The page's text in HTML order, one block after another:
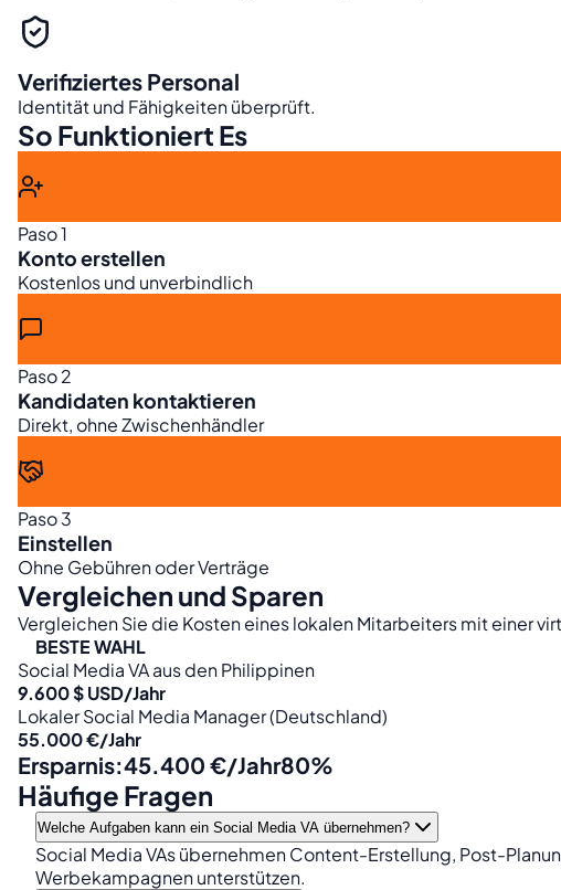
Verifiziertes Personal
Identität und Fähigkeiten überprüft.
So Funktioniert Es
Paso 1
Konto erstellen
Kostenlos und unverbindlich
Paso 2
Kandidaten kontaktieren
Direkt, ohne Zwischenhändler
Paso 3
Einstellen
Ohne Gebühren oder Verträge
Vergleichen und Sparen
Vergleichen Sie die Kosten eines lokalen Mitarbeiters mit einer
BESTE WAHL
Social Media VA aus den Philippinen
9.600 $ USD/Jahr
Lokaler Social Media Manager (Deutschland)
55.000 €/Jahr
Ersparnis:45.400 €/Jahr80%
Häufige Fragen
Welche Aufgaben kann ein Social Media VA übernehmen?
Social Media VAs übernehmen Content-Erstellung, Post-
Werbekampagnen unterstützen.